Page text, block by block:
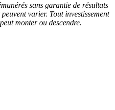
sans garantie de résultats
varier. Tout investissement
monter ou descendre.